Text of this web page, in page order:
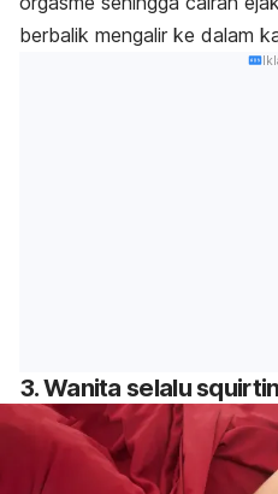
berbalik mengalir ke dalam
3. Wanita selalu